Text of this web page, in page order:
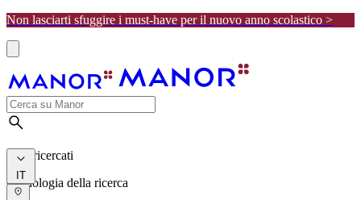
Non lasciarti sfuggire i must-have per il nuovo anno scolastico >
I più ricercati
Cronologia della ricerca
IT